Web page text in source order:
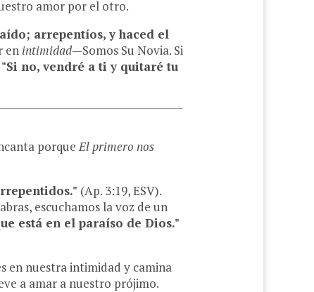
amor por el otro.
arrepentíos, y haced el
en intimidad—Somos Su Novia. Si
"Si no, vendré a ti y quitaré tu
porqueEl primero nos
(Ap. 3:19, ESV).
escuchamos la voz de un
está en el paraíso de Dios."
en nuestra intimidad y camina
a amar a nuestro prójimo.